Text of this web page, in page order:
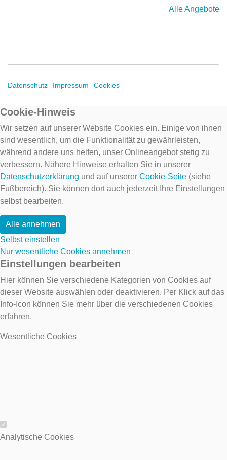
Alle Angebote
Datenschutz Impressum Cookies
Cookie-Hinweis
Wir setzen auf unserer Website Cookies ein. Einige von ihnen
sind wesentlich, um die Funktionalität zu gewährleisten,
während andere uns helfen, unser Onlineangebot stetig zu
verbessern. Nähere Hinweise erhalten Sie in unserer
Datenschutzerklärung und auf unserer Cookie-Seite (siehe
Fußbereich). Sie können dort auch jederzeit Ihre Einstellungen
selbst bearbeiten.
Alle annehmen
Selbst einstellen
Nur wesentliche Cookies annehmen
Einstellungen bearbeiten
Hier können Sie verschiedene Kategorien von Cookies auf
dieser Website auswählen oder deaktivieren. Per Klick auf das
Info-Icon können Sie mehr über die verschiedenen Cookies
erfahren.
Wesentliche Cookies
Wesentliche Cookies
Analytische Cookies